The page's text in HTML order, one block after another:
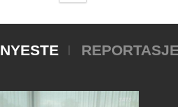
NYESTE